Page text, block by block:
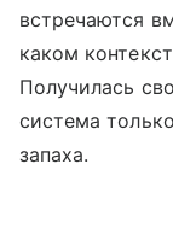
встречаются
каком
Получилась
система
запаха.